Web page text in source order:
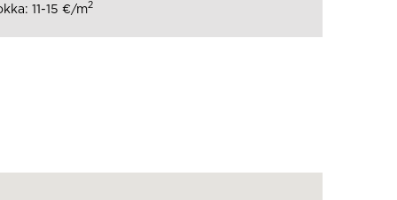
11-15 €/m2